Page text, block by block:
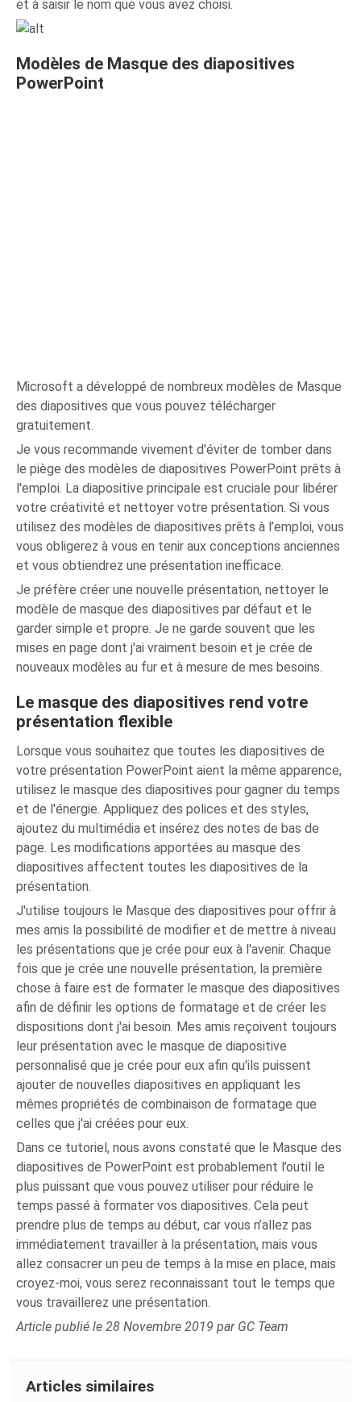
et à saisir le nom que vous avez choisi.
Modèles de Masque des diapositives
PowerPoint
Microsoft a développé de nombreux modèles de Masque
des diapositives que vous pouvez télécharger
gratuitement.
Je vous recommande vivement d'éviter de tomber dans
le piège des modèles de diapositives PowerPoint prêts à
l'emploi. La diapositive principale est cruciale pour libérer
votre créativité et nettoyer votre présentation. Si vous
utilisez des modèles de diapositives prêts à l’emploi, vous
vous obligerez à vous en tenir aux conceptions anciennes
et vous obtiendrez une présentation inefficace.
Je préfère créer une nouvelle présentation, nettoyer le
modèle de masque des diapositives par défaut et le
garder simple et propre. Je ne garde souvent que les
mises en page dont j'ai vraiment besoin et je crée de
nouveaux modèles au fur et à mesure de mes besoins.
Le masque des diapositives rend votre
présentation flexible
Lorsque vous souhaitez que toutes les diapositives de
votre présentation PowerPoint aient la même apparence,
utilisez le masque des diapositives pour gagner du temps
et de l'énergie. Appliquez des polices et des styles,
ajoutez du multimédia et insérez des notes de bas de
page. Les modifications apportées au masque des
diapositives affectent toutes les diapositives de la
présentation.
J'utilise toujours le Masque des diapositives pour offrir à
mes amis la possibilité de modifier et de mettre à niveau
les présentations que je crée pour eux à l'avenir. Chaque
fois que je crée une nouvelle présentation, la première
chose à faire est de formater le masque des diapositives
afin de définir les options de formatage et de créer les
dispositions dont j'ai besoin. Mes amis reçoivent toujours
leur présentation avec le masque de diapositive
personnalisé que je crée pour eux afin qu'ils puissent
ajouter de nouvelles diapositives en appliquant les
mêmes propriétés de combinaison de formatage que
celles que j'ai créées pour eux.
Dans ce tutoriel, nous avons constaté que le Masque des
diapositives de PowerPoint est probablement l’outil le
plus puissant que vous pouvez utiliser pour réduire le
temps passé à formater vos diapositives. Cela peut
prendre plus de temps au début, car vous n’allez pas
immédiatement travailler à la présentation, mais vous
allez consacrer un peu de temps à la mise en place, mais
croyez-moi, vous serez reconnaissant tout le temps que
vous travaillerez une présentation.
Article publié le 28 Novembre 2019 par GC Team
Articles similaires